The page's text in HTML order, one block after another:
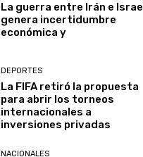
La guerra entre Irán e Israel
genera incertidumbre
económica y
DEPORTES
La FIFA retiró la propuesta
para abrir los torneos
internacionales a
inversiones privadas
NACIONALES